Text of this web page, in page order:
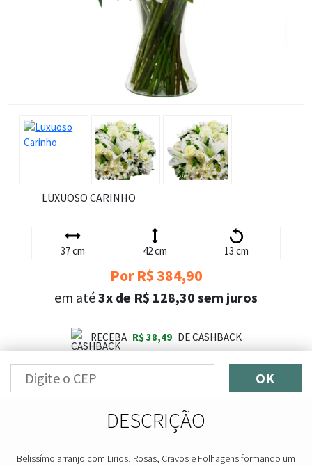
LUXUOSO CARINHO
37 cm 42 cm 13 cm
Por R$ 384,90
em até3x de R$ 128,30 sem juros
RECEBA R$ 38,49 DE CASHBACK
OK
DESCRIÇÃO
Belissímo arranjo com Lirios, Rosas, Cravos e Folhagens formando um